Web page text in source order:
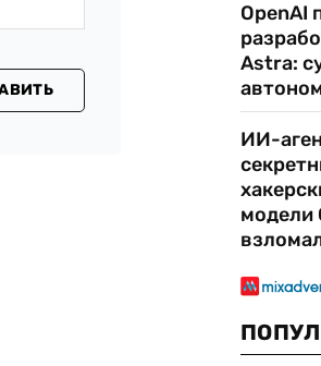
OpenAI
Astra:
ИИ-
модели